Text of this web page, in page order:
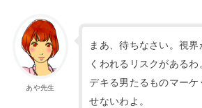
あや先生
まあ、待ちなさい。視
くわれるリスクがあるわ。
デキる男たるものマー
せないわよ。